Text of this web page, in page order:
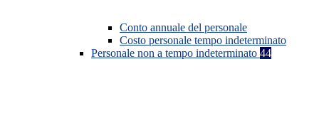
Conto annuale del personale
Costo personale tempo indeterminato
Personale non a tempo indeterminato 44